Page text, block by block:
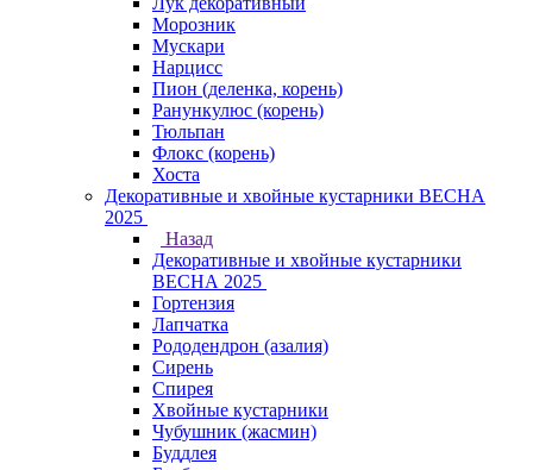
Морозник
Мускари
Нарцисс
Пион (деленка, корень)
Ранункулюс (корень)
Тюльпан
Флокс (корень)
Хоста
Декоративные и хвойные кустарники ВЕСНА
2025
Назад
Декоративные и хвойные кустарники
ВЕСНА 2025
Гортензия
Лапчатка
Рододендрон (азалия)
Сирень
Спирея
Хвойные кустарники
Чубушник (жасмин)
Буддлея